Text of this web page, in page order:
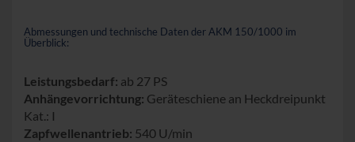
Abmessungen und technische Daten der AKM 150/1000 im
Überblick:
Leistungsbedarf: ab 27 PS
Anhängevorrichtung: Geräteschiene an Heckdreipunkt
Kat.: I
Zapfwellenantrieb: 540 U/min